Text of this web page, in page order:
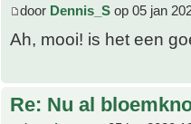
door Dennis_S op 05 jan
Ah, mooi! is het een
Re: Nu al